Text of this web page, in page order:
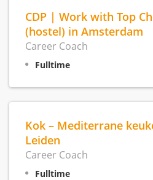
CDP | Work with Top
(hostel) in Amsterdam
Career Coach
Fulltime
Kok – Mediterrane
Leiden
Career Coach
Fulltime